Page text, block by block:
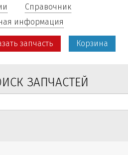
Справочник
информация
запчасть Корзина
ЗАПЧАСТЕЙ